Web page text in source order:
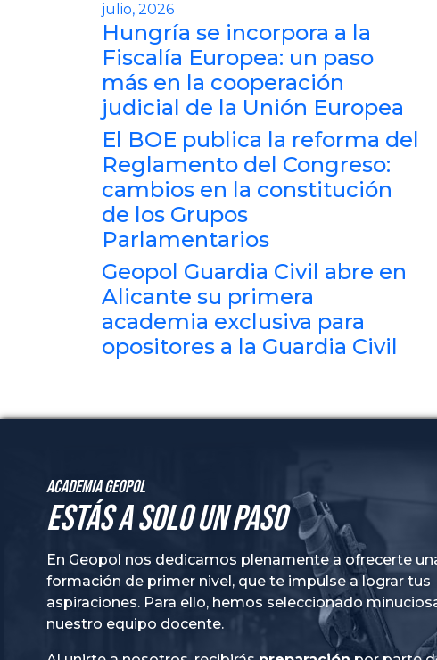
julio, 2026
Hungría se incorpora a la
Fiscalía Europea: un paso
más en la cooperación
judicial de la Unión Europea
El BOE publica la reforma del
Reglamento del Congreso:
cambios en la constitución
de los Grupos
Parlamentarios
Geopol Guardia Civil abre en
Alicante su primera
academia exclusiva para
opositores a la Guardia Civil
Academia GeoPol
Estás a solo un paso
En Geopol nos dedicamos plenamente a ofrecerte
formación de primer nivel, que te impulse a lograr tus
aspiraciones. Para ello, hemos seleccionado
nuestro equipo docente.